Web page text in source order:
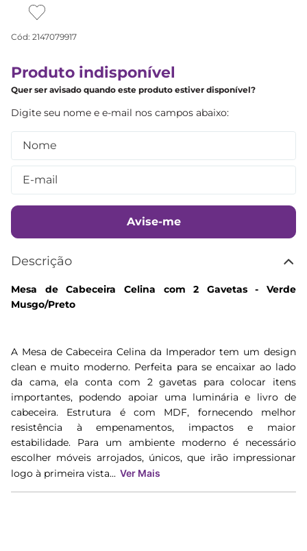
Cód: 2147079917
Produto indisponível
Quer ser avisado quando este produto estiver disponível?
Avise-me
Descrição
Mesa de Cabeceira Celina com 2 Gavetas - Verde
Musgo/Preto
A Mesa de Cabeceira Celina da Imperador tem um design
clean e muito moderno. Perfeita para se encaixar ao lado
da cama, ela conta com 2 gavetas para colocar itens
importantes, podendo apoiar uma luminária e livro de
cabeceira. Estrutura é com MDF, fornecendo melhor
resistência à empenamentos, impactos e maior
estabilidade. Para um ambiente moderno é necessário
escolher móveis arrojados, únicos, que irão impressionar
logo à primeira vista... Ver Mais